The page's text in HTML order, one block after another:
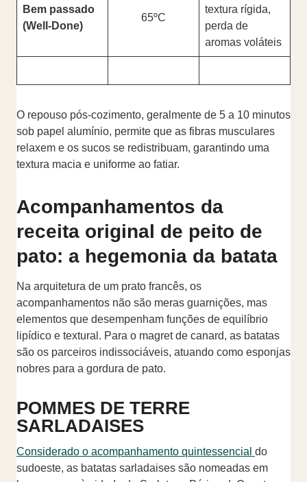
Bem passado
(Well-Done)
65ºC
textura rígida,
perda de
aromas voláteis
O repouso pós-cozimento, geralmente de 5 a 10 minutos
sob papel alumínio, permite que as fibras musculares
relaxem e os sucos se redistribuam, garantindo uma
textura macia e uniforme ao fatiar.
Acompanhamentos da
receita original de peito de
pato: a hegemonia da batata
Na arquitetura de um prato francês, os
acompanhamentos não são meras guarnições, mas
elementos que desempenham funções de equilíbrio
lipídico e textural. Para o magret de canard, as batatas
são os parceiros indissociáveis, atuando como esponjas
nobres para a gordura de pato.
POMMES DE TERRE
SARLADAISES
Considerado o acompanhamento quintessencial do
sudoeste, as batatas sarladaises são nomeadas em